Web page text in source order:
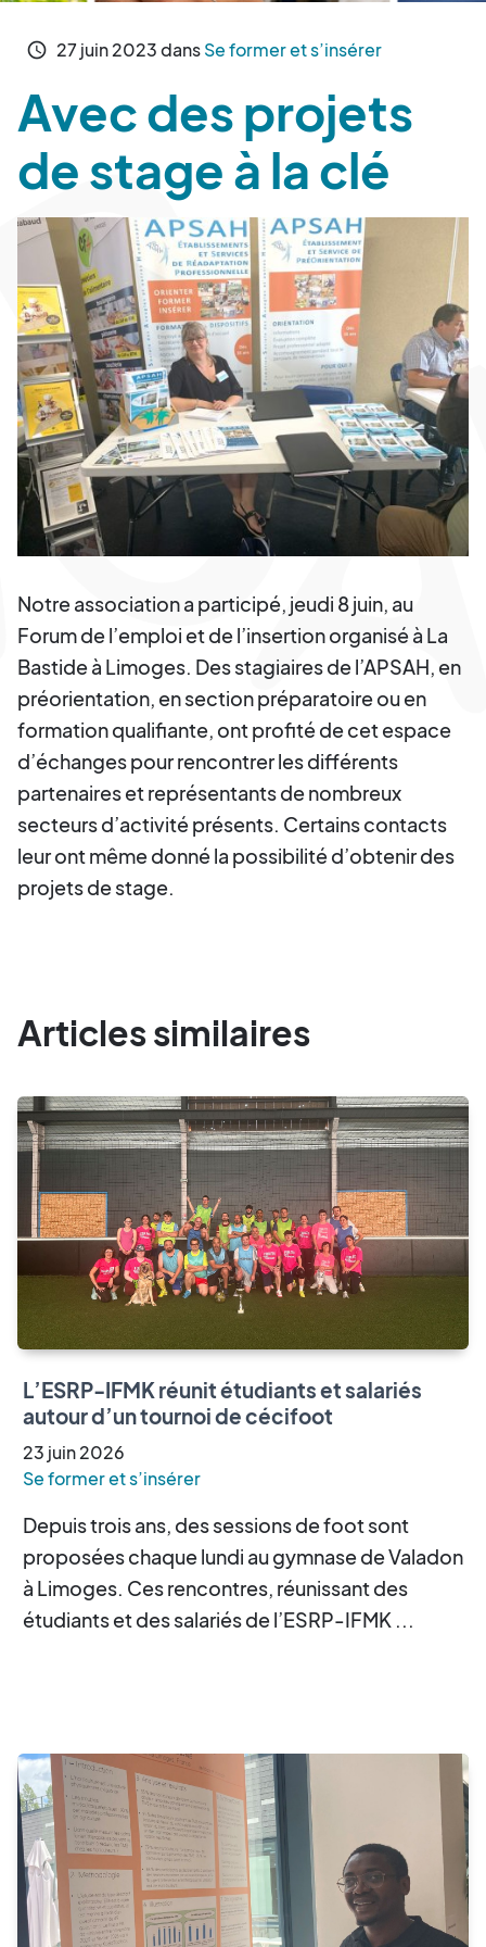
schedule 27juin2023dansSe former et s’insérer
Avec des projets
de stage à la clé
Notre association a participé, jeudi 8 juin, au
Forum de l’emploi et de l’insertion organisé à La
Bastide à Limoges. Des stagiaires de l’APSAH, en
préorientation, en section préparatoire ou en
formation qualifiante, ont profité de cet espace
d’échanges pour rencontrer les différents
partenaires et représentants de nombreux
secteurs d’activité présents. Certains contacts
leur ont même donné la possibilité d’obtenir des
projets de stage.
Articles similaires
L’ESRP-IFMK réunit étudiants et salariés
autour d’un tournoi de cécifoot
23 juin2026
Se former et s’insérer
Depuis trois ans, des sessions de foot sont
proposées chaque lundi au gymnase de Valadon
à Limoges. Ces rencontres, réunissant des
étudiants et des salariés de l’ESRP-IFMK ...